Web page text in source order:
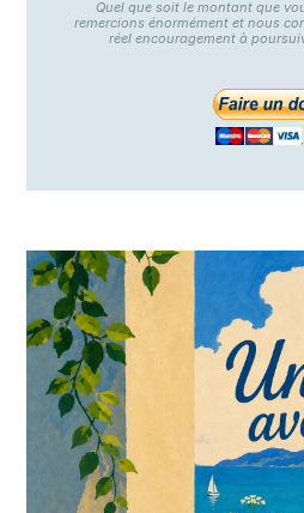
Quel que soit le montant que
remercions énormément et nous
réel encouragement à